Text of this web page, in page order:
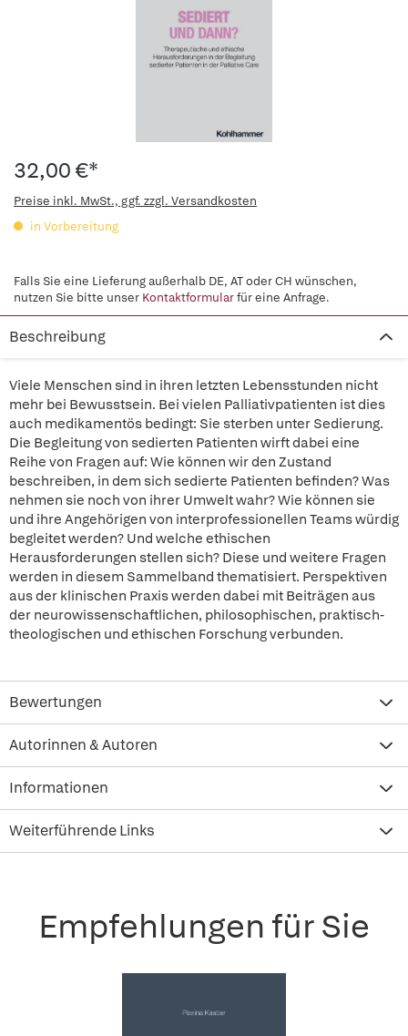
32,00 €*
Preise inkl. MwSt., ggf. zzgl. Versandkosten
in Vorbereitung
Falls Sie eine Lieferung außerhalb DE, AT oder CH wünschen,
nutzen Sie bitte unser Kontaktformularfür eine Anfrage.
Beschreibung
Viele Menschen sind in ihren letzten Lebensstunden nicht
mehr bei Bewusstsein. Bei vielen Palliativpatienten ist dies
auch medikamentös bedingt: Sie sterben unter Sedierung.
Die Begleitung von sedierten Patienten wirft dabei eine
Reihe von Fragen auf: Wie können wir den Zustand
beschreiben, in dem sich sedierte Patienten befinden? Was
nehmen sie noch von ihrer Umwelt wahr? Wie können sie
und ihre Angehörigen von interprofessionellen Teams würdig
begleitet werden? Und welche ethischen
Herausforderungen stellen sich? Diese und weitere Fragen
werden in diesem Sammelband thematisiert. Perspektiven
aus der klinischen Praxis werden dabei mit Beiträgen aus
der neurowissenschaftlichen, philosophischen, praktisch-
theologischen und ethischen Forschung verbunden.
Bewertungen
Autorinnen & Autoren
Informationen
Weiterführende Links
Empfehlungen für Sie